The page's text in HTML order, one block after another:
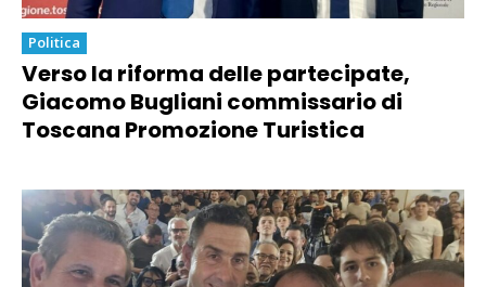
Politica
Verso la riforma delle partecipate,
Giacomo Bugliani commissario di
Toscana Promozione Turistica